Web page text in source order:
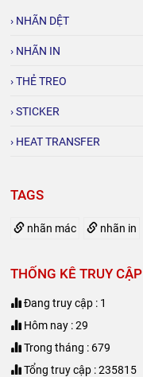
› NHÃN DỆT
› NHÃN IN
› THẺ TREO
› STICKER
› HEAT TRANSFER
TAGS
nhãn mác nhãn in
THỐNG KÊ TRUY CẬP
Đang truy cập : 1
Hôm nay : 29
Trong tháng : 679
Tổng truy cập : 235815